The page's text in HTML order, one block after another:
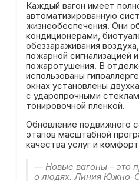
Каждый вагон имеет
автоматизированную
жизнеобеспечения. Они
кондиционерами,
обеззараживания
пожарной сигнализацией
пожаротушения. В
использованы
окнах установлены
с ударопрочными
тонировочной пленкой.
Обновление подвижного
этапов масштабной
качества услуг и
— Новые вагоны – это
о людях. Линия Южно-